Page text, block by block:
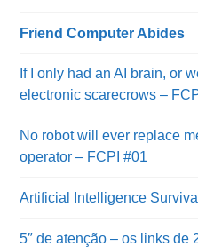
Friend Computer Abides
If I only had an AI brain, or
electronic scarecrows –
No robot will ever replace
operator – FCPI #01
Artificial Intelligence
5″ de atenção – os links de